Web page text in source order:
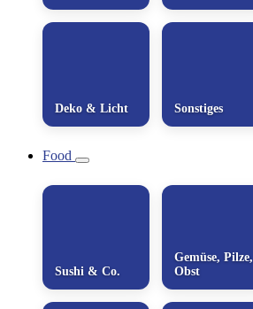
Deko & Licht Sonstiges
Food
Sushi & Co.
Gemüse, Pilze,
Obst